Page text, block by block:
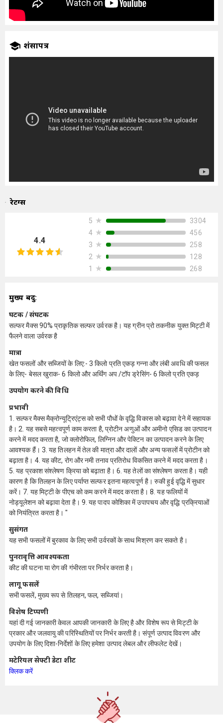
प्रशंसापत्र
रेटिंग्स
4.4
5 ★
3304
4 ★
456
3 ★
258
2 ★
128
1
★ 268
मुख्य बिंदु:
घटक / संघटक
सल्फर मैक्स 90% प्राकृतिक सल्फर उर्वरक है। यह ग्रीन प्रो तकनीक युक्त मिट्टी में
फैलने वाला उर्वरक है
मात्रा
खेत फसलों और सब्जियों के लिए:- 3 किलो प्रति एकड़ गन्ना और लंबी अवधि की फसल
के लिए- बेसल खुराक- 6 किलो और अर्थिंग अप /टॉप ड्रेसिंग- 6 किलो प्रति एकड़
उपयोग करने की विधि
प्रभावी
1. सल्फर मैक्स मैक्रोन्यूट्रिएंट्स को सभी पौधों के वृद्धि विकास को बढ़ावा देने में सहायक
है। 2. यह सबसे महत्वपूर्ण काम करता है, प्रोटीन अणुओं और अमीनो एसिड का उत्पादन
करने में मदद करता है, जो क्लोरोफिल, लिग्निन और पेक्टिन का उत्पादन करने के लिए
आवश्यक हैं। 3. यह तिलहन में तेल की मात्रा और दालों और अन्य फसलों में प्रोटीन को
बढ़ाता है। 4. यह कीट, रोग और नमी तनाव प्रतिरोध विकसित करने में मदद करता है।
5. यह प्रकाश संश्लेषण क्रिया को बढ़ाता है। 6. यह तेलों का संश्लेषण करता है। यही
कारण है कि तिलहन के लिए पर्याप्त सल्फर इतना महत्वपूर्ण है। रुकी हुई वृद्धि में सुधार
करें। 7. यह मिट्टी के पीएच को कम करने में मदद करता है। 8. यह फलियों में
नोड्यूलेशन को बढ़ावा देता है। 9. यह पादप कोशिका में उपापचय और वृद्धि प्रक्रियाओं
को नियंत्रित करता है। "
सुसंगत
यह सभी फसलों में बुरकाव के लिए सभी उर्वरकों के साथ मिश्रण कर सकते है।
पुनरावृत्ति आवश्यकता
कीट की घटना या रोग की गंभीरता पर निर्भर करता है।
लागू फसलें
सभी फसलें, मुख्य रूप से तिलहन, फल, सब्जियां।
विशेष टिप्पणी
यहां दी गई जानकारी केवल आपकी जानकारी के लिए है और विशेष रूप से मिट्टी के
प्रकार और जलवायु की परिस्थितियों पर निर्भर करती है। संपूर्ण उत्पाद विवरण और
उपयोग के लिए दिशा-निर्देशों के लिए हमेशा उत्पाद लेबल और लीफलेट देखें।
मटेरियल सेफ्टी डेटा शीट
क्लिक करें